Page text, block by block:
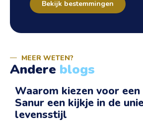
Bekijk bestemmingen
MEER WETEN?
Andere blogs
Waarom kiezen voor
Sanur een kijkje in de
levensstijl